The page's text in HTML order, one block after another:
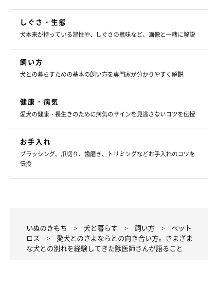
しぐさ・生態
犬本来が持っている習性や、しぐさの意味など、画像と一緒に解説
飼い方
犬との暮らすための基本の飼い方を専門家が分かりやすく解説
健康・病気
愛犬の健康・長生きのために病気のサインを見逃さないコツを伝授
お手入れ
ブラッシング、爪切り、歯磨き、トリミングなどお手入れのコツを
伝授
いぬのきもち 犬と暮らす 飼い方
ペット
ロス
愛犬とのさよならとの向き合い方。さまざま
な犬との別れを経験してきた獣医師さんが語ること